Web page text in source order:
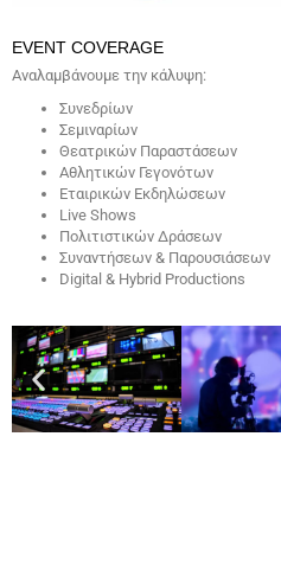
EVENT COVERAGE
Αναλαμβάνουμε την κάλυψη:
Συνεδρίων
Σεμιναρίων
Θεατρικών Παραστάσεων
Αθλητικών Γεγονότων
Εταιρικών Εκδηλώσεων
Live Shows
Πολιτιστικών Δράσεων
Συναντήσεων & Παρουσιάσεων
Digital & Hybrid Productions